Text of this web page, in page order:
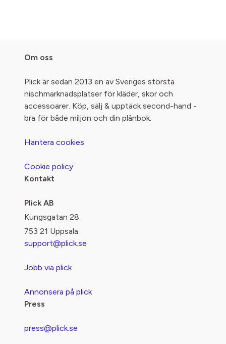
Om oss
Plick är sedan 2013 en av Sveriges största
nischmarknadsplatser för kläder, skor och
accessoarer. Köp, sälj & upptäck second-hand -
bra för både miljön och din plånbok.
Hantera cookies
Cookie policy
Kontakt
Plick AB
Kungsgatan 28
753 21 Uppsala
support@plick.se
Jobb via plick
Annonsera på plick
Press
press@plick.se